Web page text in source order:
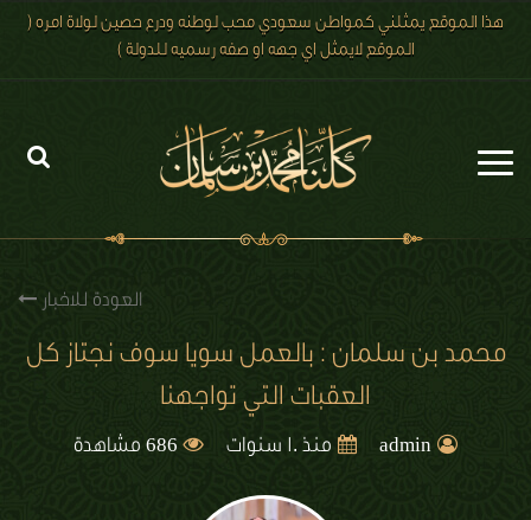
هذا الموقع يمثلني كمواطن سعودي محب لوطنه ودرع حصين لولاة امره (
الموقع لايمثل اي جهه او صفه رسميه للدولة )
رؤية 2030
العودة للاخبار
محمد بن سلمان : بالعمل سويا سوف نجتاز كل
العقبات التي تواجهنا
admin منذ 10 سنوات 686 مشاهدة